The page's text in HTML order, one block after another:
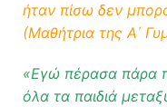
ήταν πίσω δεν
(Μαθήτρια της Α΄
«Εγώ πέρασα πάρα
όλα τα παιδιά